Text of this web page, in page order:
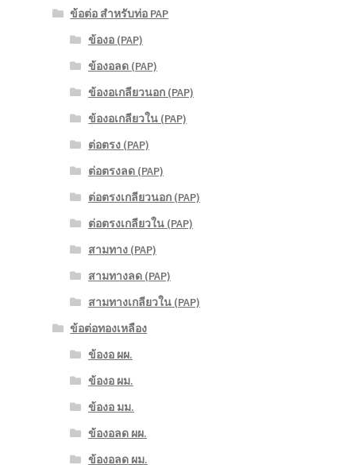
ข้อต่อ สำหรับท่อ PAP
ข้องอ (PAP)
ข้องอลด (PAP)
ข้องอเกลียวนอก (PAP)
ข้องอเกลียวใน (PAP)
ต่อตรง (PAP)
ต่อตรงลด (PAP)
ต่อตรงเกลียวนอก (PAP)
ต่อตรงเกลียวใน (PAP)
สามทาง (PAP)
สามทางลด (PAP)
สามทางเกลียวใน (PAP)
ข้อต่อทองเหลือง
ข้องอ ผผ.
ข้องอ ผม.
ข้องอ มม.
ข้องอลด ผผ.
ข้องอลด ผม.